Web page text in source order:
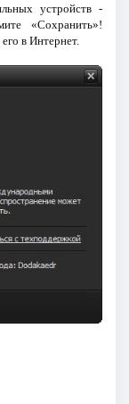
устройств -
«Сохранить»!
в Интернет.